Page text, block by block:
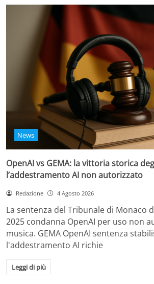
News
OpenAI vs GEMA: la vittoria storica
l’addestramento AI non autorizzato
Redazione 4 Agosto 2026
La sentenza del Tribunale di Monaco
2025 condanna OpenAI per uso non
musica. GEMA OpenAI sentenza
l'addestramento AI richie
Leggi di più